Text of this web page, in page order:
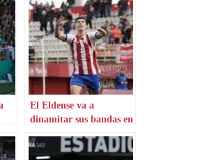
El Eldense va a
dinamitar sus bandas en